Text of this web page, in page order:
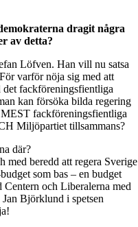
dragit några
av detta?
Löfven. Han vill nu satsa
varför nöja sig med att
det fackföreningsfientliga
kan försöka bilda regering
fackföreningsfientliga
Miljöpartiet tillsammans?
där?
med beredd att regera Sverige
som bas – en budget
Centern och Liberalerna med
Björklund i spetsen